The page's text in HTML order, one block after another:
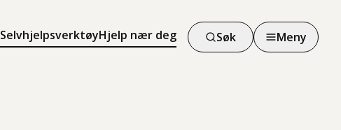
SelvhjelpsverktøyHjelp nær deg Søk Meny